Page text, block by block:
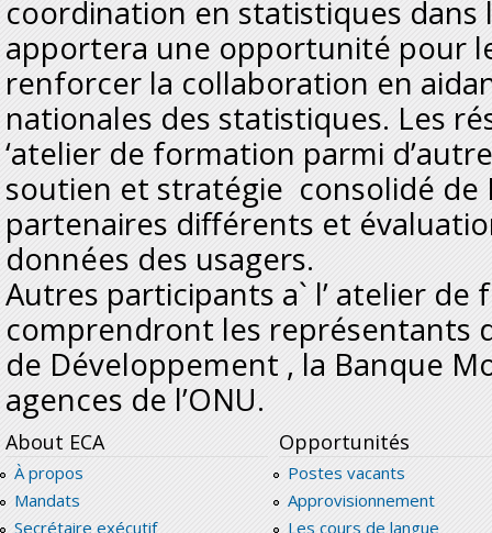
coordination en statistiques dans
apportera une opportunité pour
renforcer la collaboration en
nationales des statistiques. Les
‘atelier de formation parmi
soutien et stratégie consolidé de
partenaires différents et
données des usagers.
Autres participants a` l’ atelier de
comprendront les représentants
de Développement , la Banque
agences de l’ONU.
About ECA
À propos
Mandats
Secrétaire exécutif
Opportunités
Postes vacants
Approvisionnement
Les cours de langue